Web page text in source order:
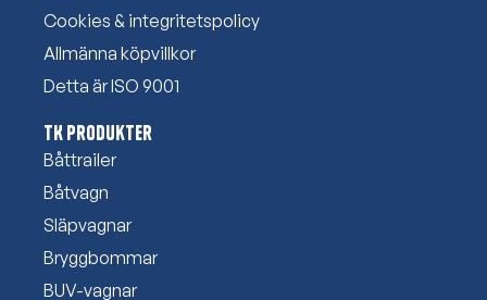
Cookies & integritetspolicy
Allmänna köpvillkor
Detta är ISO 9001
TK Produkter
Båttrailer
Båtvagn
Släpvagnar
Bryggbommar
BUV-vagnar